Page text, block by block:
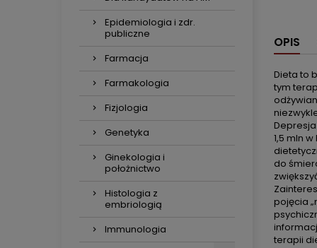
Epidemiologia i zdr.
publiczne
Farmacja
Farmakologia
Fizjologia
Genetyka
Ginekologia i
położnictwo
Histologia z
embriologią
Immunologia
OPIS
Dieta to
tym
1,5 mln
do
pojęcia
terapii